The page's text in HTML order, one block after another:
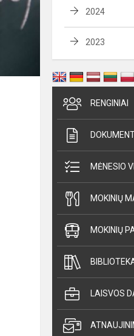
2024
2023
RENGINIAI
MĖNESIO
MOKINIŲ
MOKINIŲ
LAISVOS